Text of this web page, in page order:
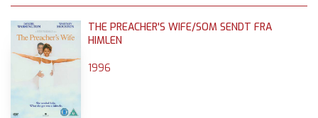
THE PREACHER'S WIFE/SOM SENDT FRA
HIMLEN
1996